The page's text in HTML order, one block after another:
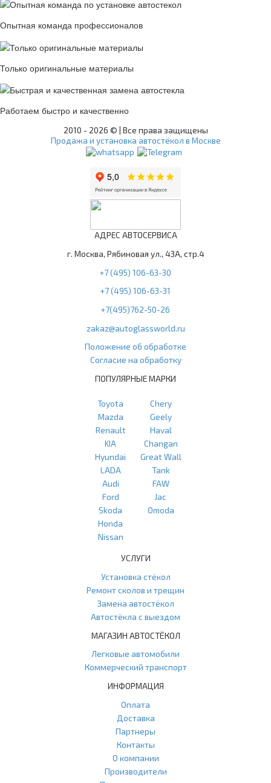
Опытная команда профессионалов
Только оригинальные материалы
Работаем быстро и качественно
2010 - 2026 © | Все права защищены
Продажа и установка автостёкол в Москве
АДРЕС АВТОСЕРВИСА
г. Москва, Рябиновая ул., 43А, стр.4
+7 (495) 106-63-30
+7 (495) 106-63-31
+7(495)762-50-26
zakaz@autoglassworld.ru
Положение об обработке
Согласие на обработку
ПОПУЛЯРНЫЕ МАРКИ
Toyota
Mazda
Renault
KIA
Hyundai
LADA
Audi
Ford
Skoda
Honda
Nissan
Chery
Geely
Haval
Changan
Great Wall
Tank
FAW
Jac
Omoda
УСЛУГИ
Установка стёкол
Ремонт сколов и трещин
Замена автостёкол
Автостёкла с выездом
МАГАЗИН АВТОСТЁКОЛ
Легковые автомобили
Коммерческий транспорт
ИНФОРМАЦИЯ
Оплата
Доставка
Партнеры
Контакты
О компании
Производители